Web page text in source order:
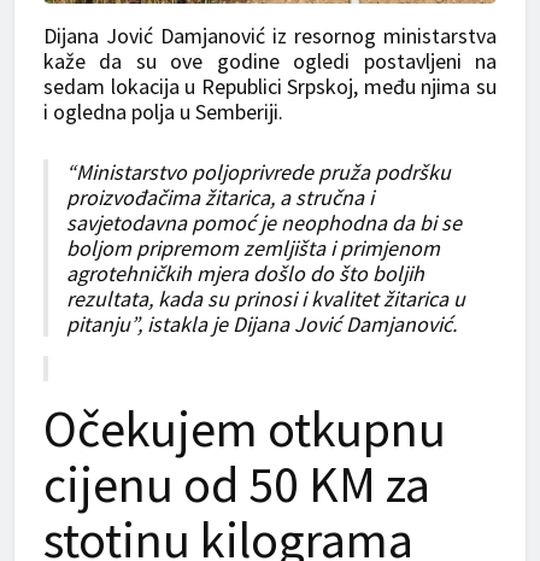
Dijana Jović Damjanović iz resornog ministarstva
kaže da su ove godine ogledi postavljeni na
sedam lokacija u Republici Srpskoj, među njima su
i ogledna polja u Semberiji.
“Ministarstvo poljoprivrede pruža podršku
proizvođačima žitarica, a stručna i
savjetodavna pomoć je neophodna da bi se
boljom pripremom zemljišta i primjenom
agrotehničkih mjera došlo do što boljih
rezultata, kada su prinosi i kvalitet žitarica u
pitanju”, istakla je Dijana Jović Damjanović.
Očekujem otkupnu
cijenu od 50 KM za
stotinu kilograma